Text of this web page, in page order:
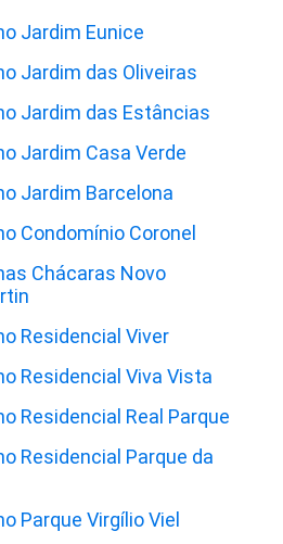
Jardim Eunice
Jardim das Oliveiras
Jardim das Estâncias
Jardim Casa Verde
Jardim Barcelona
Condomínio Coronel
Chácaras Novo
Residencial Viver
Residencial Viva Vista
Residencial Real Parque
Residencial Parque da
Parque Virgílio Viel